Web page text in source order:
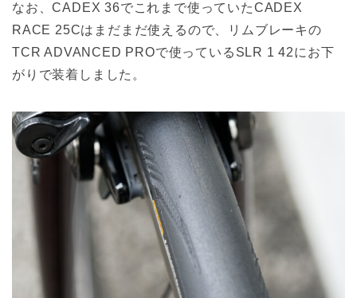
なお、CADEX 36でこれまで使っていたCADEX
RACE 25Cはまだまだ使えるので、リムブレーキの
TCR ADVANCED PROで使っているSLR 1 42にお下
がりで装着しました。